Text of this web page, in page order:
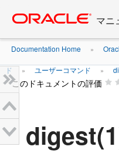
content
マニ
Documentation Home »
ド » ユーザーコマンド »
このドキュメントの評価